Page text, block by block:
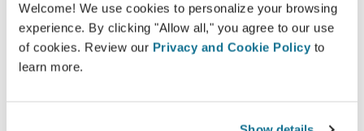
Welcome! We use cookies to personalize your browsing
experience. By clicking "Allow all," you agree to our use
of cookies. Review our Privacy and Cookie Policy to
learn more.